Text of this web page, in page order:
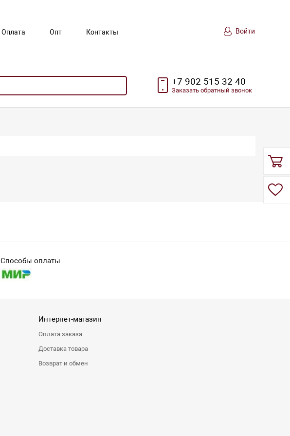
Оплата Опт Контакты Войти
+7-902-515-32-40
Заказать обратный звонок
Способы оплаты
Интернет-магазин
Оплата заказа
Доставка товара
Возврат и обмен